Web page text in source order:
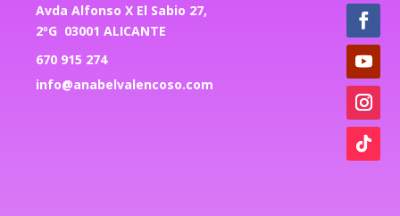
Avda Alfonso X El Sabio 27,
2ºG 03001 ALICANTE
670 915 274
info@anabelvalencoso.com